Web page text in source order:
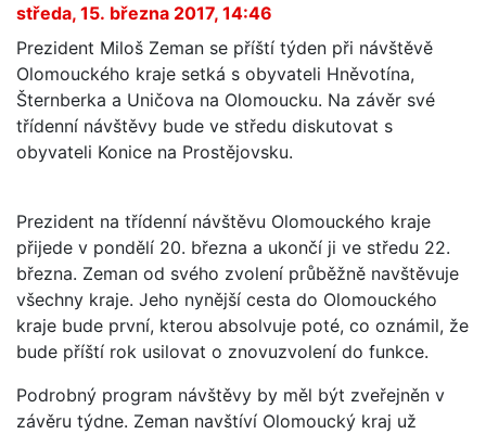
středa, 15. března 2017, 14:46
Prezident Miloš Zeman se příští týden při návštěvě
Olomouckého kraje setká s obyvateli Hněvotína,
Šternberka a Uničova na Olomoucku. Na závěr své
třídenní návštěvy bude ve středu diskutovat s
obyvateli Konice na Prostějovsku.
Prezident na třídenní návštěvu Olomouckého kraje
přijede v pondělí 20. března a ukončí ji ve středu 22.
března. Zeman od svého zvolení průběžně navštěvuje
všechny kraje. Jeho nynější cesta do Olomouckého
kraje bude první, kterou absolvuje poté, co oznámil, že
bude příští rok usilovat o znovuzvolení do funkce.
Podrobný program návštěvy by měl být zveřejněn v
závěru týdne. Zeman navštíví Olomoucký kraj už